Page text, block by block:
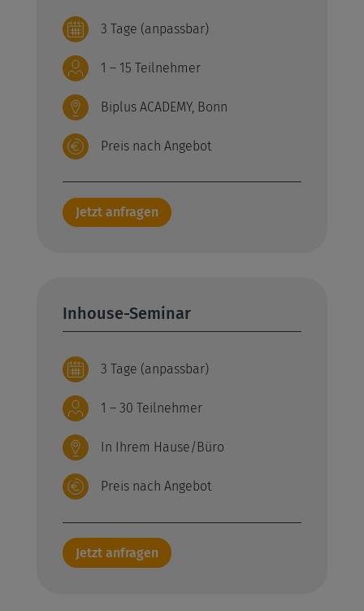
3 Tage (anpassbar)
1 – 15 Teilnehmer
Biplus ACADEMY, Bonn
Preis nach Angebot
Jetzt anfragen
Inhouse-Seminar
3 Tage (anpassbar)
1 – 30 Teilnehmer
In Ihrem Hause/Büro
Preis nach Angebot
Jetzt anfragen